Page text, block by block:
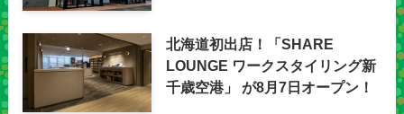
北海道初出店！「SHARE
LOUNGE ワークスタイリング新
千歳空港」 が8月7日オープン！